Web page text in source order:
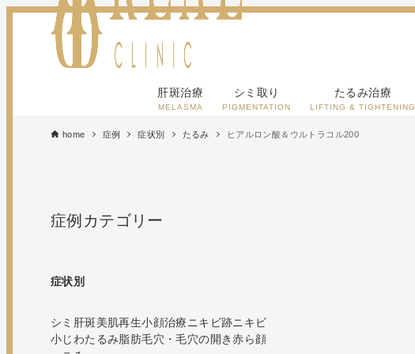
肝斑治療
MELASMA
シミ取り
PIGMENTATION
たるみ治療
LIFTING & TIGHTENING
home 症例 症状別 たるみ ヒアルロン酸＆ウルトラコル200
症例カテゴリー
症状別
シミ 肝斑美肌再生小顔治療 ニキビ跡ニキビ
小じわたるみ脂肪毛穴・毛穴の開き赤ら顔